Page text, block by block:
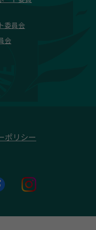
委員会
会
ポリシー